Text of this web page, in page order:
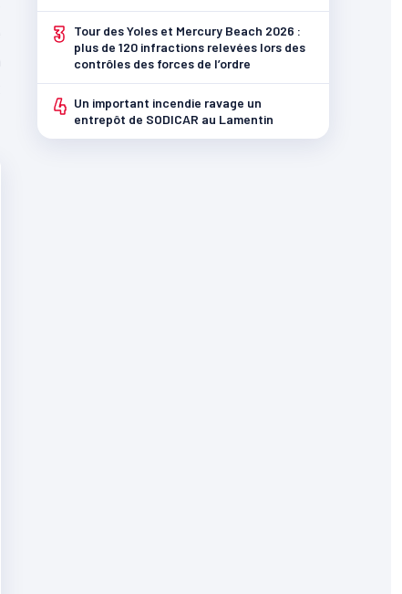
3
Tour des Yoles et Mercury Beach 2026 :
plus de 120 infractions relevées lors des
contrôles des forces de l’ordre
4 Un important incendie ravage un
entrepôt de SODICAR au Lamentin